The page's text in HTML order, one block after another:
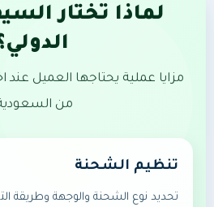
لماذا تختار
مزايا عملية يحتاجها العميل
من
تنظيم الشحنة
تحديد نوع الشحنة والوجهة وطريقة